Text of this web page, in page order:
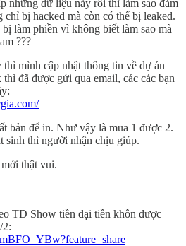
những dữ liệu này rồi thì làm sao đảm
chỉ bị hacked mà còn có thể bị leaked.
làm phiền vì không biết làm sao mà
???
mình cập nhật thông tin về dự án
đã được gửi qua email, các các bạn
bản để in. Như vậy là mua 1 được 2.
sinh thì người nhận chịu giúp.
thật vui.
TD Show tiền dại tiền khôn được
2: